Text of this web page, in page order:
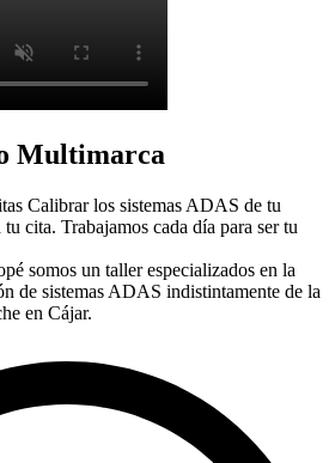
Multimarca
Calibrar los sistemas ADAS de tu
cita. Trabajamos cada día para ser tu
somos un taller especializados en la
de sistemas ADAS indistintamente de la
en Cájar.